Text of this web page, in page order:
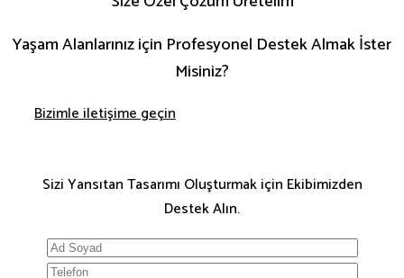
Yaşam Alanlarınız için Profesyonel Destek Almak İster
Misiniz?
Bizimle iletişime geçin
Sizi Yansıtan Tasarımı Oluşturmak için Ekibimizden
Destek Alın.